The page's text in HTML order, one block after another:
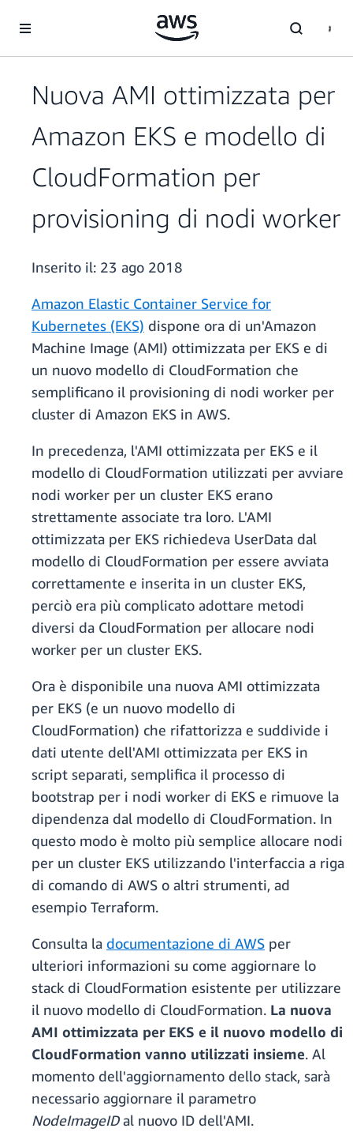
Nuova AMI ottimizzata per
Amazon EKS e modello di
CloudFormation per
provisioning di nodi worker
Inserito il: 23 ago 2018
Amazon Elastic Container Service for
Kubernetes (EKS) dispone ora di un'Amazon
Machine Image (AMI) ottimizzata per EKS e di
un nuovo modello di CloudFormation che
semplificano il provisioning di nodi worker per
cluster di Amazon EKS in AWS.
In precedenza, l'AMI ottimizzata per EKS e il
modello di CloudFormation utilizzati per avviare
nodi worker per un cluster EKS erano
strettamente associate tra loro. L'AMI
ottimizzata per EKS richiedeva UserData dal
modello di CloudFormation per essere avviata
correttamente e inserita in un cluster EKS,
perciò era più complicato adottare metodi
diversi da CloudFormation per allocare nodi
worker per un cluster EKS.
Ora è disponibile una nuova AMI ottimizzata
per EKS (e un nuovo modello di
CloudFormation) che rifattorizza e suddivide i
dati utente dell'AMI ottimizzata per EKS in
script separati, semplifica il processo di
bootstrap per i nodi worker di EKS e rimuove la
dipendenza dal modello di CloudFormation. In
questo modo è molto più semplice allocare nodi
per un cluster EKS utilizzando l'interfaccia a riga
di comando di AWS o altri strumenti, ad
esempio Terraform.
Consulta la documentazione di AWS per
ulteriori informazioni su come aggiornare lo
stack di CloudFormation esistente per utilizzare
il nuovo modello di CloudFormation. La nuova
AMI ottimizzata per EKS e il nuovo modello di
CloudFormation vanno utilizzati insieme. Al
momento dell'aggiornamento dello stack, sarà
necessario aggiornare il parametro
NodeImageIDal nuovo ID dell'AMI.